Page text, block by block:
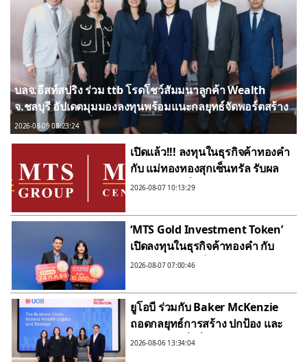
บลจ.อีสท์สปริง ร่วม ttb โรดโชว์สัมมนาลูกค้า Wealth
จ.ชลบุรี อัปเดตมุมมองลงทุนพร้อมแนะกลยุทธ์จัดพอร์ตสร้าง
การเติบโตอย่างยั่งยืน
2026-08-09 08:23:24
เปิดแล้ว!!! ลงทุนในธุรกิจค้าทองคำ
กับ แม่ทองทองสุกเซ็นทรัล รับผล
ตอบแทนคงที่ 3% ต่อปี
2026-08-07 10:13:29
‘MTS Gold Investment Token’
เปิดลงทุนในธุรกิจค้าทองคำ กับ
แม่ทองทองสุกเซ็นทรัล รับผล
2026-08-07 07:00:46
ยูโอบี ร่วมกับ Baker McKenzie
ถอดกลยุทธ์การสร้าง ปกป้อง และ
ส่งต่อความมั่งคั่งข้ามรุ่นกว่า 70%
2026-08-06 13:34:04